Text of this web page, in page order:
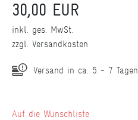
30,00 EUR
inkl. ges. MwSt.
zzgl. Versandkosten
Versand in ca. 5 - 7 Tagen
Wunschliste